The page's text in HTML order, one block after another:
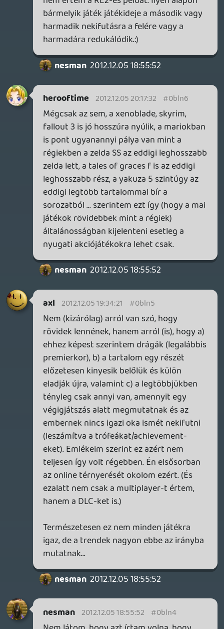
nesman 2012.12.05 18:55:52
2012.12.05 19:34:21 #0bln5
Nem (kizárólag) arról van szó, hogy
rövidek lennének, hanem arról (is), hogy a)
ehhez képest szerintem drágák (legalábbis
előzetesen kinyesik belőlük és külön
eladják újra, valamint c) a legtöbbjükben
tényleg csak annyi van, amennyit egy
végigjátszás alatt megmutatnak és az
embernek nincs igazi oka ismét nekifutni
(leszámítva a trófeákat/achievement-
eket). Emlékeim szerint ez azért nem
teljesen így volt régebben. Én elsősorban
az online térnyerését okolom ezért. (És
ezalatt nem csak a multiplayer-t értem,
hanem a DLC-ket is.)
Természetesen ez nem minden játékra
igaz, de a trendek nagyon ebbe az irányba
mutatnak...
nesman 2012.12.05 18:55:52
nesman 2012.12.05 18:55:52 #0bln4
elsőre, de akkor maradjunk annál a
tézisnél, hogy sarkítok. Semmivel nem
nagyobb sarkítás mint az, hogy a mostani
játékok rövidek, rövidebbek a régieknél.
Szerintem ezt Axl is, és gondolom te is
tudod.
☠️ 7fe 2012.12.05 12:57:03
herooftime 2012.12.05 18:55:11
Amikor megjött a 90ezres Samsung led tv,
sokkal szebb lett a wii képe komponensel
480p-vel, mint crtn (valami "névtelen"
márka) 480i-vel.
liquid 2012.12.04 10:44:39
Paragon 2012.12.05 17:49:16 #0bln2
Sebaj... 🙂
Én egyébként titkon abban reménykedem,
hogy az új Gamer365-ön minde
Podcastben vendégszerepel Robotmajom.
Úgy mindet többször hallgatnám meg.
axl